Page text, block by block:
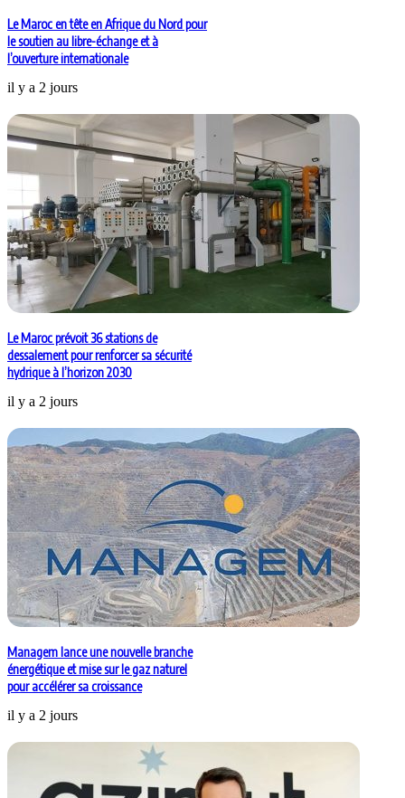
Le Maroc en tête en Afrique du Nord pour
le soutien au libre-échange et à
l’ouverture internationale
il y a 2 jours
Le Maroc prévoit 36 stations de
dessalement pour renforcer sa sécurité
hydrique à l’horizon 2030
il y a 2 jours
Managem lance une nouvelle branche
énergétique et mise sur le gaz naturel
pour accélérer sa croissance
il y a 2 jours